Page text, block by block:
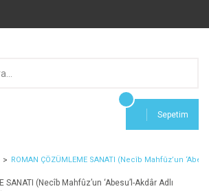
Sepetim
ROMAN ÇÖZÜMLEME SANATI (Necîb Mahfûz’un